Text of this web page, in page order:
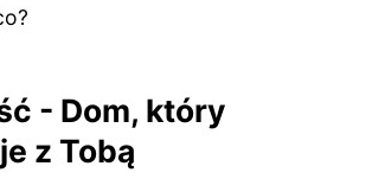
- Dom, który
z Tobą